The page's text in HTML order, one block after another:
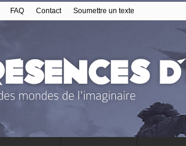
FAQ Contact Soumettre un texte